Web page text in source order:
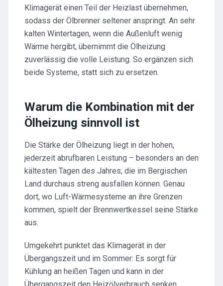
Klimagerät einen Teil der Heizlast übernehmen,
sodass der Ölbrenner seltener anspringt. An sehr
kalten Wintertagen, wenn die Außenluft wenig
Wärme hergibt, übernimmt die Ölheizung
zuverlässig die volle Leistung. So ergänzen sich
beide Systeme, statt sich zu ersetzen.
Warum die Kombination mit der
Ölheizung sinnvoll ist
Die Stärke der Ölheizung liegt in der hohen,
jederzeit abrufbaren Leistung – besonders an den
kältesten Tagen des Jahres, die im Bergischen
Land durchaus streng ausfallen können. Genau
dort, wo Luft-Wärmesysteme an ihre Grenzen
kommen, spielt der Brennwertkessel seine Stärke
aus.
Umgekehrt punktet das Klimagerät in der
Übergangszeit und im Sommer: Es sorgt für
Kühlung an heißen Tagen und kann in der